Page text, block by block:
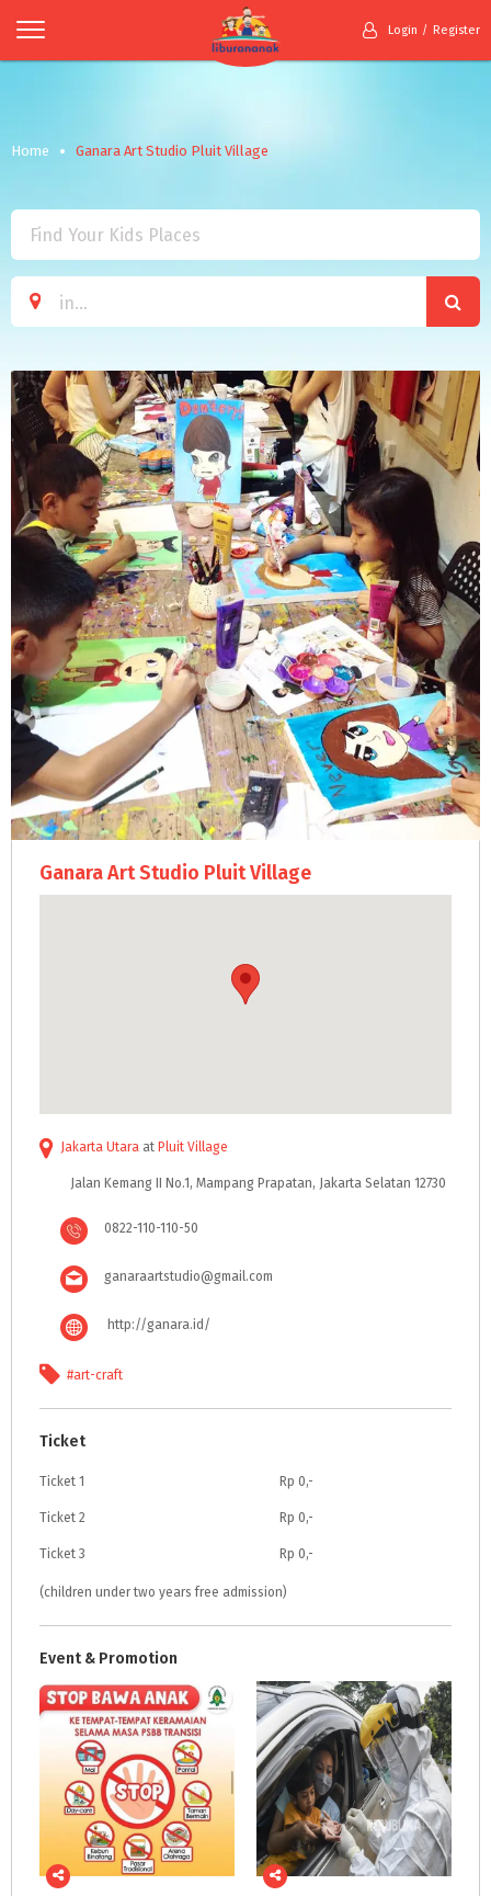
Login Register
Home Ganara Art Studio Pluit Village
Ganara Art Studio Pluit Village
Jakarta Utara at Pluit Village
Jalan Kemang II No.1, Mampang Prapatan, Jakarta Selatan 12730
0822-110-110-50
ganaraartstudio@gmail.com
http://ganara.id/
#art-craft
Ticket
Ticket 1 Rp 0,-
Ticket 2 Rp 0,-
Ticket 3 Rp 0,-
(children under two years free admission)
Event & Promotion